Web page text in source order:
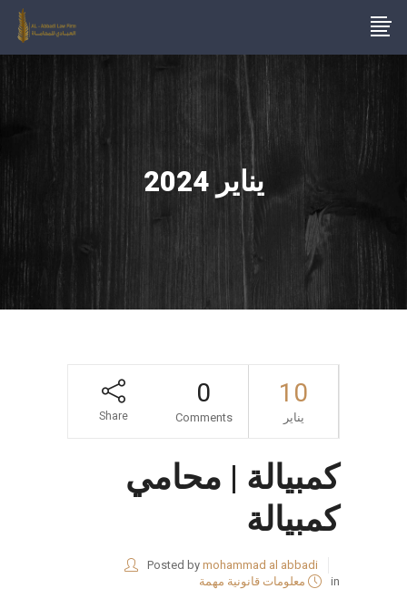
يناير 2024
10
يناير
0
Comments
Share
كمبيالة | محامي
كمبيالة
Posted by mohammad al abbadi
in
معلومات قانونية مهمة